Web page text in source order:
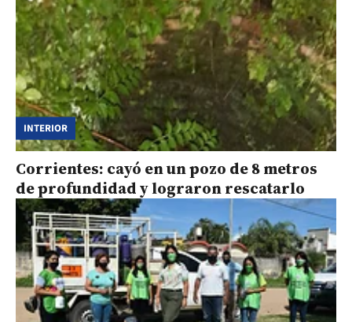
INTERIOR
Corrientes: cayó en un pozo de 8 metros
de profundidad y lograron rescatarlo